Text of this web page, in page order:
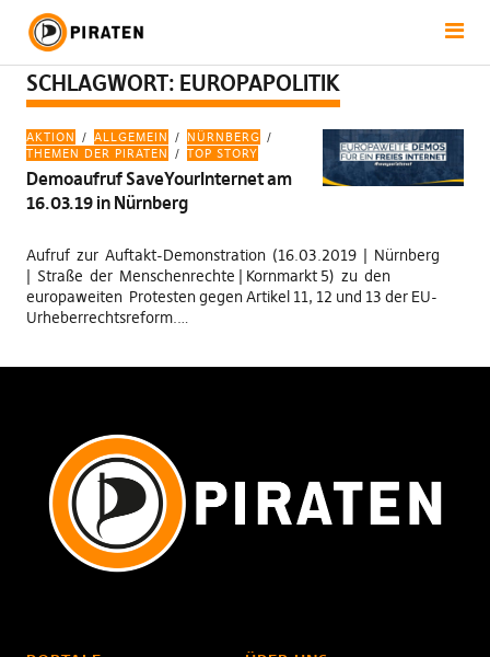
SCHLAGWORT: EUROPAPOLITIK
AKTION ALLGEMEIN
NÜRNBERG
THEMEN DER PIRATEN
TOP STORY
Demoaufruf SaveYourInternet am
16.03.19 in Nürnberg
Aufruf zur Auftakt-Demonstration (16.03.2019 | Nürnberg
| Straße der Menschenrechte | Kornmarkt 5) zu den
europaweiten Protesten gegen Artikel 11, 12 und 13 der EU-
Urheberrechtsreform.…